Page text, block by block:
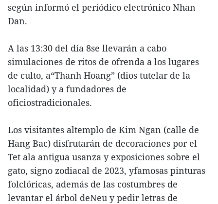
según informó el periódico electrónico Nhan
Dan.
A las 13:30 del día 8se llevarán a cabo
simulaciones de ritos de ofrenda a los lugares
de culto, a“Thanh Hoang” (dios tutelar de la
localidad) y a fundadores de
oficiostradicionales.
Los visitantes altemplo de Kim Ngan (calle de
Hang Bac) disfrutarán de decoraciones por el
Tet ala antigua usanza y exposiciones sobre el
gato, signo zodiacal de 2023, yfamosas pinturas
folclóricas, además de las costumbres de
levantar el árbol deNeu y pedir letras de